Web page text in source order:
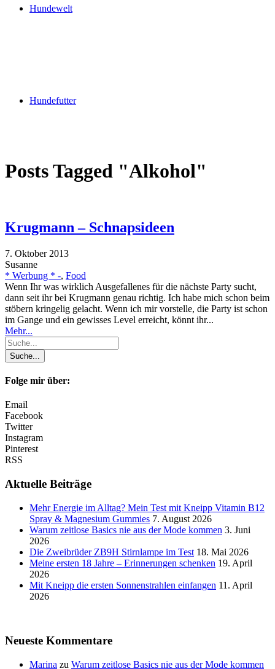
Hundewelt
Hundefutter
Posts Tagged "Alkohol"
Krugmann – Schnapsideen
7. Oktober 2013
Susanne
* Werbung * -, Food
Wenn Ihr was wirklich Ausgefallenes für die nächste Party sucht,
dann seit ihr bei Krugmann genau richtig. Ich habe mich schon beim
stöbern kringelig gelacht. Wenn ich mir vorstelle, die Party ist schon
im Gange und ein gewisses Level erreicht, könnt ihr...
Mehr...
Folge mir über:
Email
Facebook
Twitter
Instagram
Pinterest
RSS
Aktuelle Beiträge
Mehr Energie im Alltag? Mein Test mit Kneipp Vitamin B12
Spray & Magnesium Gummies 7. August 2026
Warum zeitlose Basics nie aus der Mode kommen 3. Juni
2026
Die Zweibrüder ZB9H Stirnlampe im Test 18. Mai 2026
Meine ersten 18 Jahre – Erinnerungen schenken 19. April
2026
Mit Kneipp die ersten Sonnenstrahlen einfangen 11. April
2026
Neueste Kommentare
Marina zu Warum zeitlose Basics nie aus der Mode kommen